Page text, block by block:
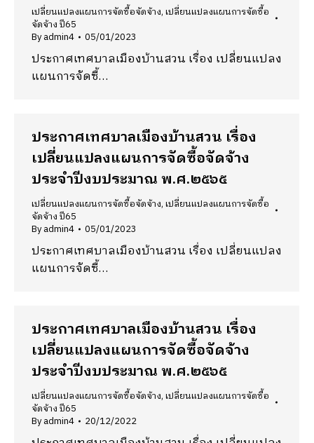
เปลี่ยนแปลงแผนการจัดซื้อจัดจ้าง,เปลี่ยนแปลงแผนการจัดซื้อ
จัดจ้าง ปี65
Byadmin4 05/01/2023
ประกาศเทศบาลเมืองบ้านสวน เรื่อง เปลี่ยนแปลง
แผนการจัดซื้…
ประกาศเทศบาลเมืองบ้านสวน เรื่อง
เปลี่ยนแปลงแผนการจัดซื้อจัดจ้าง
ประจำปีงบประมาณ พ.ศ.๒๕๖๕
เปลี่ยนแปลงแผนการจัดซื้อจัดจ้าง,เปลี่ยนแปลงแผนการจัดซื้อ
จัดจ้าง ปี65
Byadmin4 05/01/2023
ประกาศเทศบาลเมืองบ้านสวน เรื่อง เปลี่ยนแปลง
แผนการจัดซื้…
ประกาศเทศบาลเมืองบ้านสวน เรื่อง
เปลี่ยนแปลงแผนการจัดซื้อจัดจ้าง
ประจำปีงบประมาณ พ.ศ.๒๕๖๕
เปลี่ยนแปลงแผนการจัดซื้อจัดจ้าง,เปลี่ยนแปลงแผนการจัดซื้อ
จัดจ้าง ปี65
Byadmin4 20/12/2022